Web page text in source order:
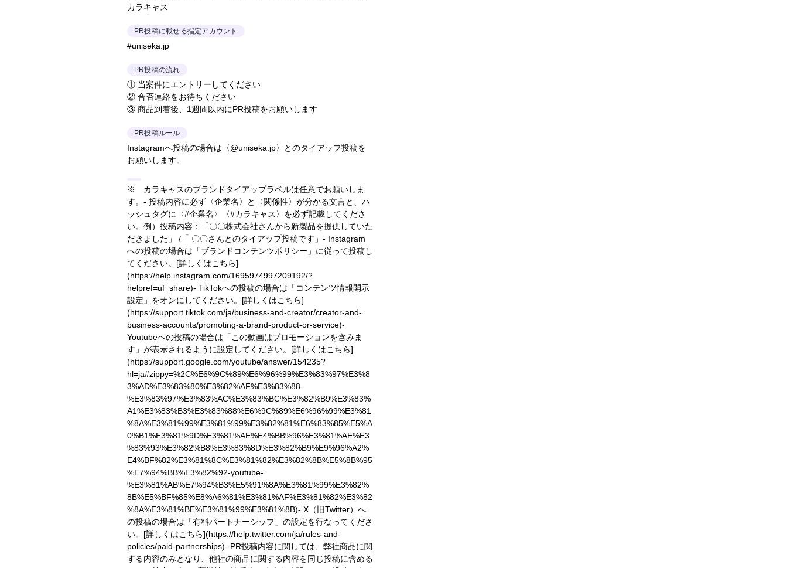
カラキャス
PR投稿に載せる指定アカウント
#uniseka.jp
PR投稿の流れ
① 当案件にエントリーしてください
② 合否連絡をお待ちください
③ 商品到着後、1週間以内にPR投稿をお願いします
PR投稿ルール
Instagramへ投稿の場合は〈@uniseka.jp〉とのタイアップ投稿を
お願いします。
※ カラキャスのブランドタイアップラベルは任意でお願いしま
す。- 投稿内容に必ず〈企業名〉と〈関係性〉が分かる文言と、ハ
ッシュタグに〈#企業名〉〈#カラキャス〉を必ず記載してくださ
い。 例）投稿内容：「〇〇株式会社さんから新製品を提供していた
だきました」 /「 〇〇さんとのタイアップ投稿です」 - Instagram
への投稿の場合は「ブランドコンテンツポリシー」に従って投稿し
てください。 [詳しくはこちら]
(https://help.instagram.com/1695974997209192/?
helpref=uf_share)- TikTokへの投稿の場合は「コンテンツ情報開示
設定」をオンにしてください。 [詳しくはこちら]
(https://support.tiktok.com/ja/business-and-creator/creator-and-
business-accounts/promoting-a-brand-product-or-service)-
Youtubeへの投稿の場合は「この動画はプロモーションを含みま
す」が表示されるように設定してください。 [詳しくはこちら]
(https://support.google.com/youtube/answer/154235?
hl=ja#zippy=%2C%E6%9C%89%E6%96%99%E3%83%97%E3%8
3%AD%E3%83%80%E3%82%AF%E3%83%88-
%E3%83%97%E3%83%AC%E3%83%BC%E3%82%B9%E3%83%
A1%E3%83%B3%E3%83%88%E6%9C%89%E6%96%99%E3%81
%8A%E3%81%99%E3%81%99%E3%82%81%E6%83%85%E5%A
0%B1%E3%81%9D%E3%81%AE%E4%BB%96%E3%81%AE%E3
%83%93%E3%82%B8%E3%83%8D%E3%82%B9%E9%96%A2%
E4%BF%82%E3%81%8C%E3%81%82%E3%82%8B%E5%8B%95
%E7%94%BB%E3%82%92-youtube-
%E3%81%AB%E7%94%B3%E5%91%8A%E3%81%99%E3%82%
8B%E5%BF%85%E8%A6%81%E3%81%AF%E3%81%82%E3%82
%8A%E3%81%BE%E3%81%99%E3%81%8B)- X（旧Twitter）へ
の投稿の場合は「有料パートナーシップ」の設定を行なってくださ
い。 [詳しくはこちら](https://help.twitter.com/ja/rules-and-
policies/paid-partnerships)- PR投稿内容に関しては、弊社商品に関
する内容のみとなり、他社の商品に関する内容を同じ投稿に含める